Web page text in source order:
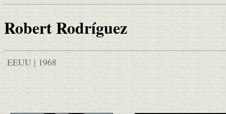
Robert Rodríguez
EEUU | 1968